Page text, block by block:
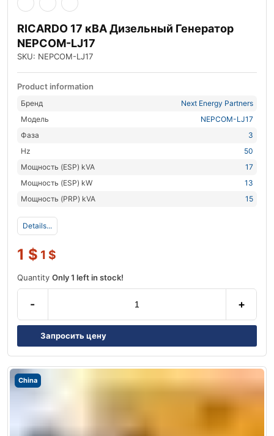
RICARDO 17 кВА Дизельный Генератор
NEPCOM-LJ17
SKU: NEPCOM-LJ17
Product information
Бренд
Next Energy Partners
Модель
NEPCOM-LJ17
Фаза
3
Hz
50
Мощность (ESP) kVA
17
Мощность (ESP) kW
13
Мощность (PRP) kVA
15
Details...
1 $ 1 $
Quantity Only 1 left in stock!
- +
Запросить цену
China